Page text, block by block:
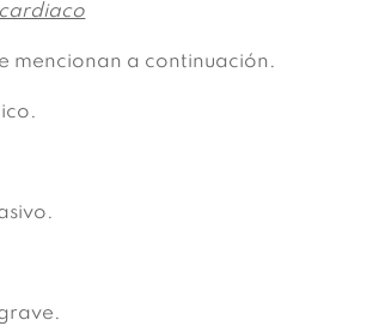
mencionan a continuación.